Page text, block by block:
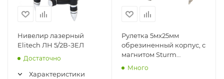
Нивелир лазерный
Elitech ЛН 5/2В-ЗЕЛ
Достаточно
Характеристики
Рулетка 5мx25мм
обрезиненный корпус, с
магнитом Sturm
(21525SP)
Много